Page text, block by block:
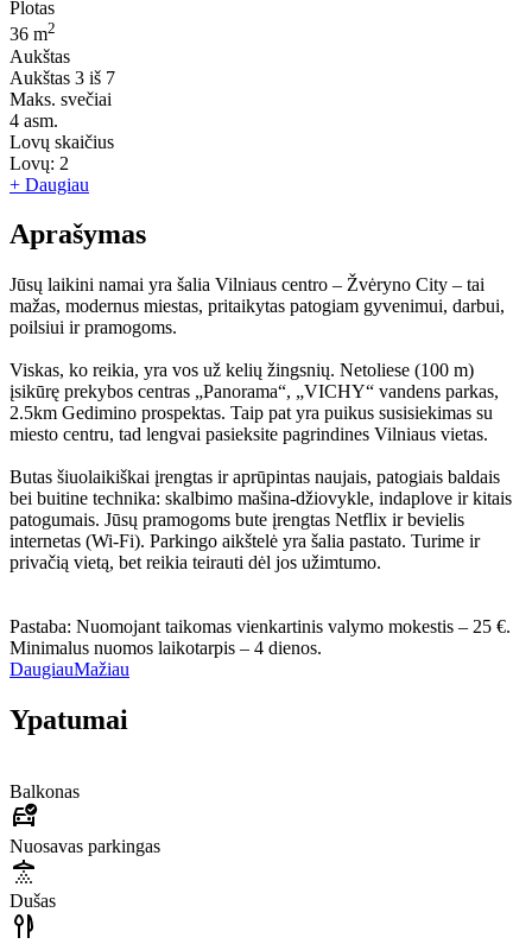
Plotas
36 m2
Aukštas
Aukštas 3 iš 7
Maks. svečiai
4 asm.
Lovų skaičius
Lovų: 2
+ Daugiau
Aprašymas
Jūsų laikini namai yra šalia Vilniaus centro – Žvėryno City – tai
mažas, modernus miestas, pritaikytas patogiam gyvenimui, darbui,
poilsiui ir pramogoms.
Viskas, ko reikia, yra vos už kelių žingsnių. Netoliese (100 m)
įsikūrę prekybos centras „Panorama“, „VICHY“ vandens parkas,
2.5km Gedimino prospektas. Taip pat yra puikus susisiekimas su
miesto centru, tad lengvai pasieksite pagrindines Vilniaus vietas.
Butas šiuolaikiškai įrengtas ir aprūpintas naujais, patogiais baldais
bei buitine technika: skalbimo mašina-džiovykle, indaplove ir kitais
patogumais. Jūsų pramogoms bute įrengtas Netflix ir bevielis
internetas (Wi-Fi). Parkingo aikštelė yra šalia pastato. Turime ir
privačią vietą, bet reikia teirauti dėl jos užimtumo.
Pastaba: Nuomojant taikomas vienkartinis valymo mokestis – 25 €.
Minimalus nuomos laikotarpis – 4 dienos.
DaugiauMažiau
Ypatumai
Balkonas
Nuosavas parkingas
Dušas